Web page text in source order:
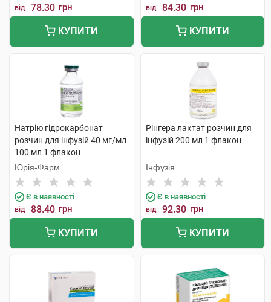
від 78.30 грн
КУПИТИ
від 84.30 грн
КУПИТИ
Натрію гідрокарбонат
розчин для інфузій 40 мг/мл
100 мл 1 флакон
Юрія-Фарм
Є в наявності
від 88.40 грн
КУПИТИ
Рінгера лактат розчин для
інфузій 200 мл 1 флакон
Інфузія
Є в наявності
від 92.30 грн
КУПИТИ